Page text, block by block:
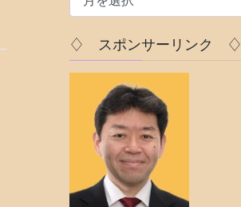
ー
カ
イ
♢ スポンサーリンク ♢